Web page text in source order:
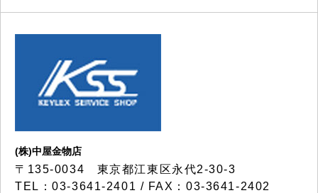
(株)中屋金物店
〒135-0034 東京都江東区永代2-30-3
TEL：03-3641-2401 / FAX：03-3641-2402